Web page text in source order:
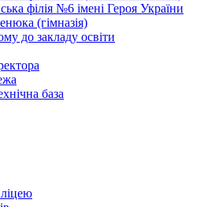
філія №6 імені Героя України
(гімназія)
до закладу освіти
база